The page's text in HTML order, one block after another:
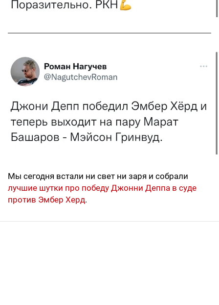
Мы сегодня встали ни свет ни заря и собрали
лучшие шутки про победу Джонни Деппа в суде
против Эмбер Херд.